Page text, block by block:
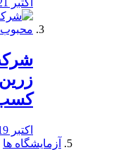
اکتبر 21, 2019
اکتبر 19, 2019
آزمایشگاه ها